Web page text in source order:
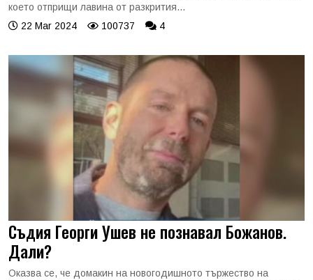
което отприщи лавина от разкрития...
22 Mar 2024
100737 4
Съдия Георги Ушев не познавал Божанов.
Дали?
Оказва се, че домакин на новогодишното тържество на